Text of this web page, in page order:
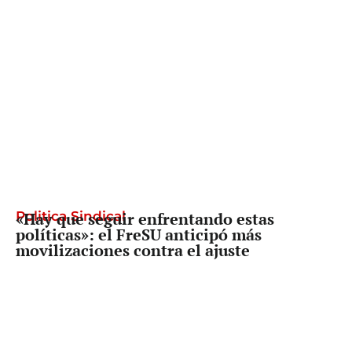
Politica Sindical
«Hay que seguir enfrentando estas
políticas»: el FreSU anticipó más
movilizaciones contra el ajuste